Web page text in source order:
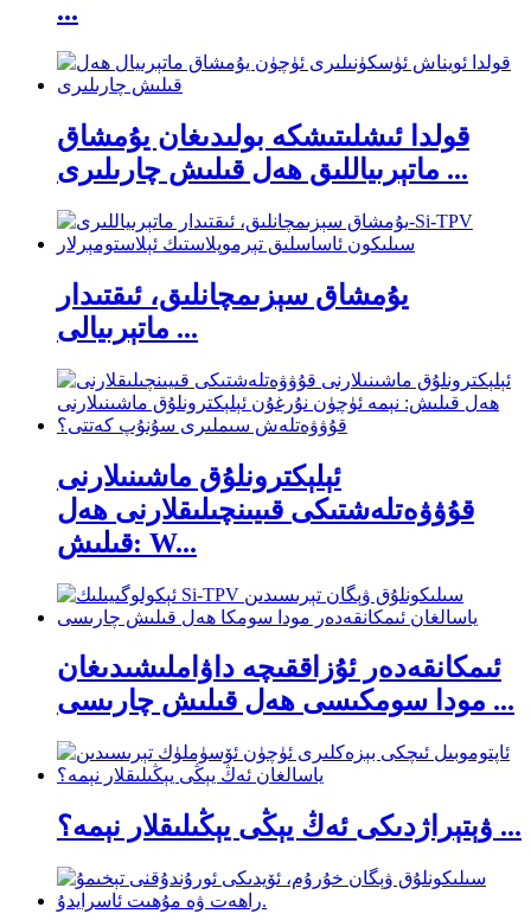
...
قولدا ئىشلىتىشكە بولىدىغان يۇمشاق
ماتېرىياللىق ھەل قىلىش چارىلىرى ...
يۇمشاق سېزىمچانلىق، ئىقتىدار
ماتېرىيالى ...
ئېلېكترونلۇق ماشىنىلارنى
قۇۋۋەتلەشتىكى قىيىنچىلىقلارنى ھەل
قىلىش: W...
ئىمكانقەدەر ئۇزاققىچە داۋاملىشىدىغان
مودا سومكىسى ھەل قىلىش چارىسى ...
ۋېتېراژدىكى ئەڭ يېڭى يېڭىلىقلار نېمە؟ ...